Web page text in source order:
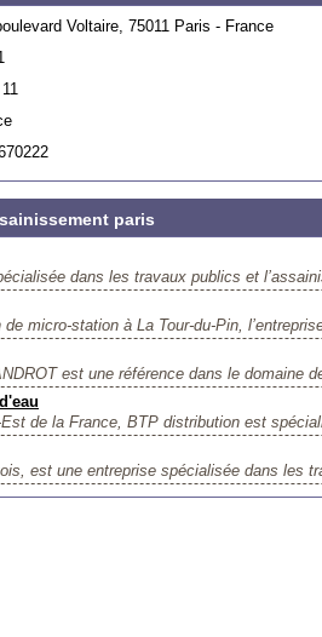
Voltaire, 75011 Paris - France
paris
dans les travaux publics et
micro-station à La Tour-du-Pin,
est une référence dans le domaine
de la France, BTP distribution est
est une entreprise spécialisée dans les